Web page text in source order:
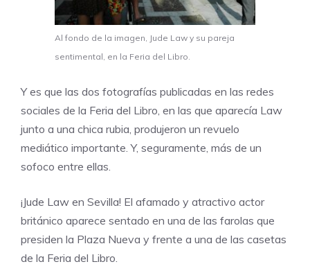
Al fondo de la imagen, Jude Law y su pareja
sentimental, en la Feria del Libro.
Y es que las dos fotografías publicadas en las redes
sociales de la Feria del Libro, en las que aparecía Law
junto a una chica rubia, produjeron un revuelo
mediático importante. Y, seguramente, más de un
sofoco entre ellas.
¡Jude Law en Sevilla! El afamado y atractivo actor
británico aparece sentado en una de las farolas que
presiden la Plaza Nueva y frente a una de las casetas
de la Feria del Libro.